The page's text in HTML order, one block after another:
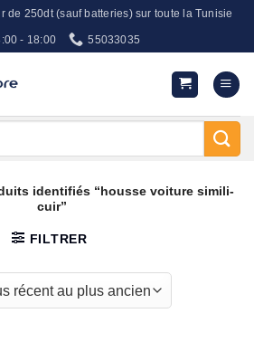
de 250dt (sauf batteries) sur toute la Tunisie
- 18:00 55033035
identifiés “housse voiture simili-
cuir”
FILTRER